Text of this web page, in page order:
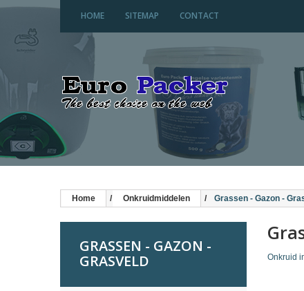
HOME SITEMAP CONTACT
Home Onkruidmiddelen Grassen - Gazon -
GRASSEN - GAZON -
GRASVELD
Onkruid